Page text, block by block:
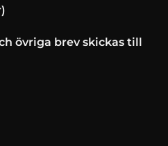
övriga brev skickas till